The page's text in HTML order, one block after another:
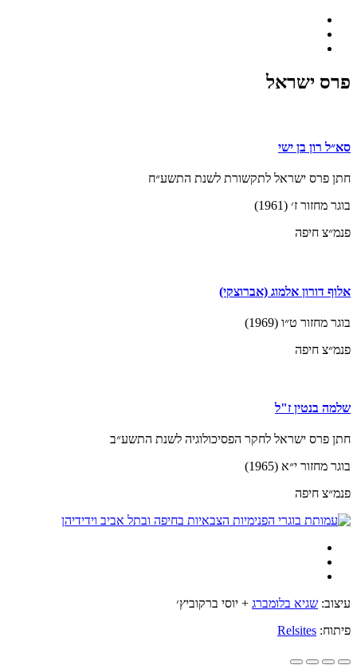
פרס ישראל
סא״ל רון בן ישי
חתן פרס ישראל לתקשורת לשנת התשע״ח
בוגר מחזור ז׳ (1961)
פנמ״צ חיפה
אלוף דורון אלמוג (אברוצקי)
בוגר מחזור ט״ו (1969)
פנמ״צ חיפה
שלמה בנטין ז"ל
חתן פרס ישראל לחקר הפסיכולוגיה לשנת התשע״ב
בוגר מחזור י״א (1965)
פנמ״צ חיפה
עיצוב: שגיא בלומברג + יוסי ברקוביץ׳
פיתוח: Relsites